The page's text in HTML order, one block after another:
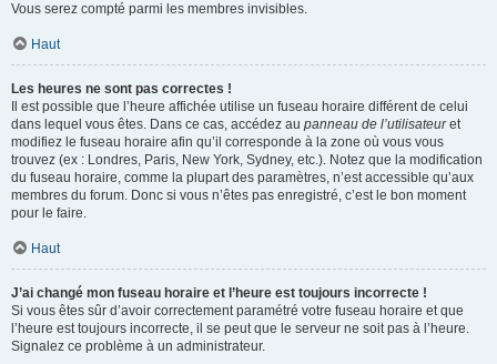
Vous serez compté parmi les membres invisibles.
Haut
Les heures ne sont pas correctes !
Il est possible que l’heure affichée utilise un fuseau horaire différent de celui
dans lequel vous êtes. Dans ce cas, accédez au panneau de l’utilisateuret
modifiez le fuseau horaire afin qu’il corresponde à la zone où vous vous
trouvez (ex : Londres, Paris, New York, Sydney, etc.). Notez que la modification
du fuseau horaire, comme la plupart des paramètres, n’est accessible qu’aux
membres du forum. Donc si vous n’êtes pas enregistré, c’est le bon moment
pour le faire.
Haut
J’ai changé mon fuseau horaire et l’heure est toujours incorrecte !
Si vous êtes sûr d’avoir correctement paramétré votre fuseau horaire et que
l’heure est toujours incorrecte, il se peut que le serveur ne soit pas à l’heure.
Signalez ce problème à un administrateur.